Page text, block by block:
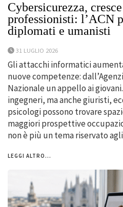
Cybersicurezza,
professionisti: l’ACN
diplomati e umanisti
31 LUGLIO 2026
Gli attacchi informatici
nuove competenze:
Nazionale un appello ai
ingegneri, ma anche giuristi,
psicologi possono trovare
maggiori prospettive
non è più un tema riservato
LEGGI ALTRO...